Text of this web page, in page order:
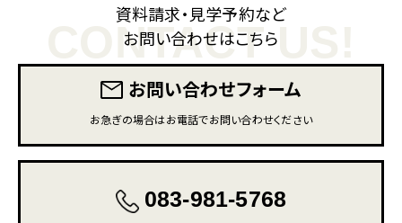
CONTACT US!
資料請求・見学予約など
お問い合わせはこちら
083-981-5768
お問い合わせフォーム
お急ぎの場合はお電話でお問い合わせください